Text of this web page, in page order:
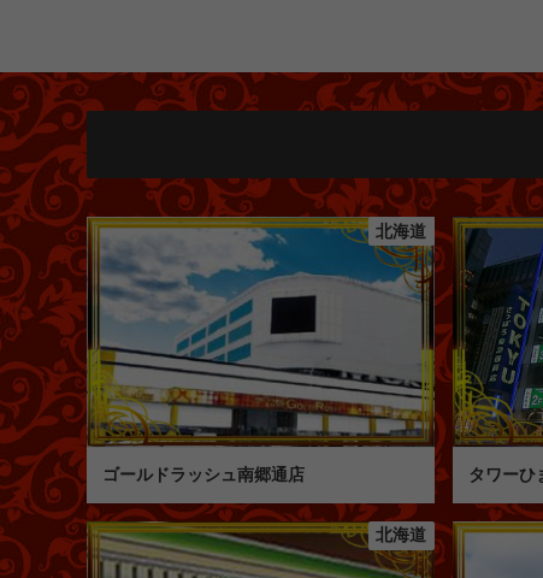
北海道
ゴールドラッシュ南郷通店 タワーひ
北海道